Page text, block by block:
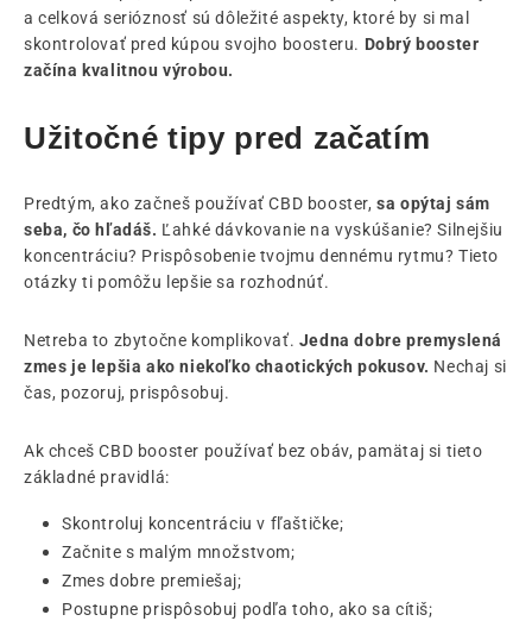
a celková serióznosť sú dôležité aspekty, ktoré by si mal
skontrolovať pred kúpou svojho boosteru. Dobrý booster
začína kvalitnou výrobou.
Užitočné tipy pred začatím
Predtým, ako začneš používať CBD booster,sa opýtaj sám
seba, čo hľadáš. Ľahké dávkovanie na vyskúšanie? Silnejšiu
koncentráciu? Prispôsobenie tvojmu dennému rytmu? Tieto
otázky ti pomôžu lepšie sa rozhodnúť.
Netreba to zbytočne komplikovať. Jedna dobre premyslená
zmes je lepšia ako niekoľko chaotických pokusov. Nechaj si
čas, pozoruj, prispôsobuj.
Ak chceš CBD booster používať bez obáv, pamätaj si tieto
základné pravidlá:
Skontroluj koncentráciu v fľaštičke;
Začnite s malým množstvom;
Zmes dobre premiešaj;
Postupne prispôsobuj podľa toho, ako sa cítiš;